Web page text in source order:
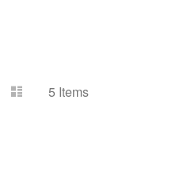
Cuadrícula
Lista5 Items